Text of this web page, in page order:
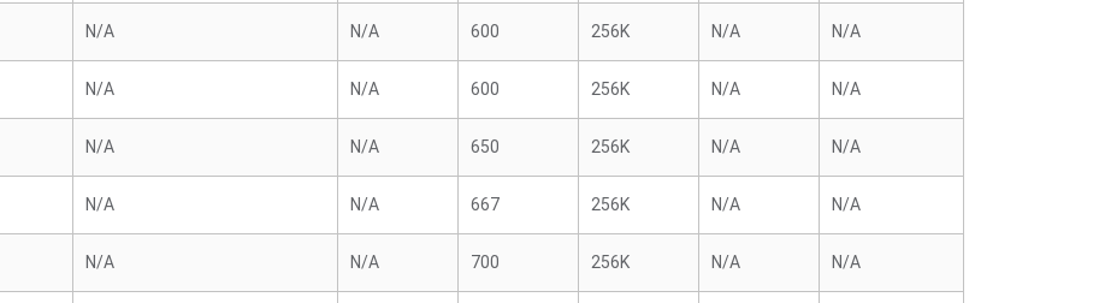
N/A N/A 600 256K N/A N/A
N/A N/A 600 256K N/A N/A
N/A N/A 650 256K N/A N/A
N/A N/A 667 256K N/A N/A
N/A N/A 700 256K N/A N/A